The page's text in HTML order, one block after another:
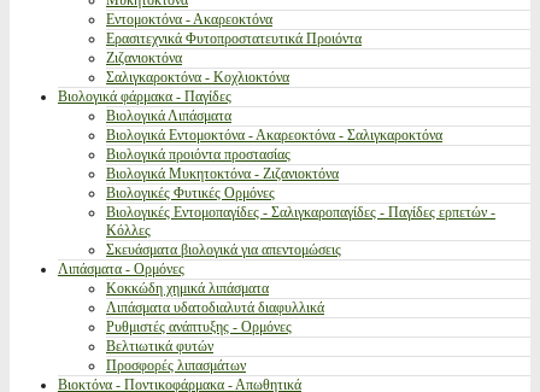
Εντομοκτόνα - Ακαρεοκτόνα
Ερασιτεχνικά Φυτοπροστατευτικά Προιόντα
Ζιζανιοκτόνα
Σαλιγκαροκτόνα - Κοχλιοκτόνα
Βιολογικά φάρμακα - Παγίδες
Βιολογικά Λιπάσματα
Βιολογικά Εντομοκτόνα - Ακαρεοκτόνα - Σαλιγκαροκτόνα
Βιολογικά προιόντα προστασίας
Βιολογικά Μυκητοκτόνα - Ζιζανιοκτόνα
Βιολογικές Φυτικές Ορμόνες
Βιολογικές Εντομοπαγίδες - Σαλιγκαροπαγίδες - Παγίδες ερπετών -
Κόλλες
Σκευάσματα βιολογικά για απεντομώσεις
Λιπάσματα - Ορμόνες
Κοκκώδη χημικά λιπάσματα
Λιπάσματα υδατοδιαλυτά διαφυλλικά
Ρυθμιστές ανάπτυξης - Ορμόνες
Βελτιωτικά φυτών
Προσφορές λιπασμάτων
Βιοκτόνα - Ποντικοφάρμακα - Απωθητικά